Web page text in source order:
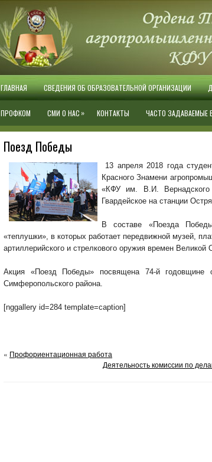
ГЛАВНАЯ СВЕДЕНИЯ ОБ ОБРАЗОВАТЕЛЬНОЙ ОРГАНИЗАЦИИ
ПРОФКОМ СМИ О НАС » КОНТАКТЫ ЧАСТО ЗАДАВАЕМЫЕ
Поезд Победы
13 апреля 2018 года
Красного Знамени
«КФУ им. В.И.
Гвардейское на станции
В составе «Поезда
«теплушки», в которых работает передвижной музей,
артиллерийского и стрелкового оружия времен Великой
Акция «Поезд Победы» посвящена 74-й годовщине
Симферопольского района.
[nggallery id=284 template=caption]
« Профориентационная работа
Деятельность комиссии по